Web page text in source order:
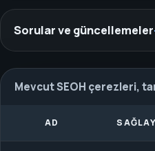
Sorular ve güncellemeler
Mevcut SEOH çerezleri,
AD